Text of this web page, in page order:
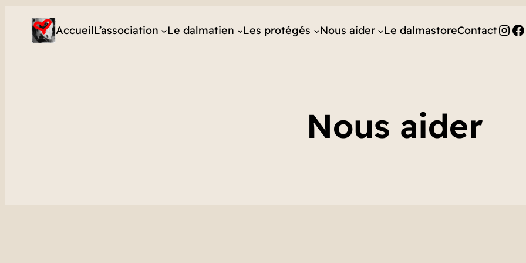
AccueilL’association Le dalmatien Les protégés Nous aider Le dalmastoreContact
Nous aider